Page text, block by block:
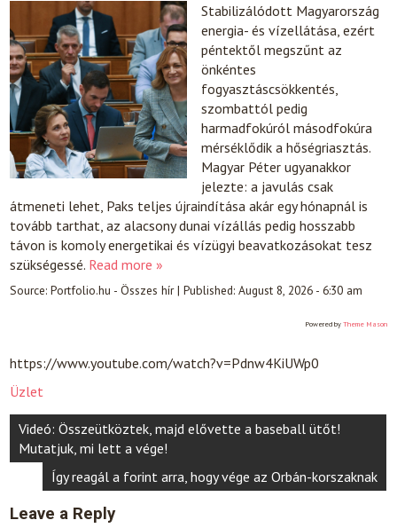
Stabilizálódott Magyarország
energia- és vízellátása, ezért
péntektől megszűnt az
önkéntes
fogyasztáscsökkentés,
szombattól pedig
harmadfokúról másodfokúra
mérséklődik a hőségriasztás.
Magyar Péter ugyanakkor
jelezte: a javulás csak
átmeneti lehet, Paks teljes újraindítása akár egy hónapnál is
tovább tarthat, az alacsony dunai vízállás pedig hosszabb
távon is komoly energetikai és vízügyi beavatkozásokat tesz
szükségessé. Read more »
Source:Portfolio.hu - Összes hír|Published:August 8, 2026 - 6:30 am
Powered by Theme Mason
https://www.youtube.com/watch?v=Pdnw4KiUWp0
Üzlet
Post
navigation
Videó: Összeütköztek, majd elővette a baseball ütőt!
Mutatjuk, mi lett a vége!
Így reagál a forint arra, hogy vége az Orbán-korszaknak
Leave a Reply